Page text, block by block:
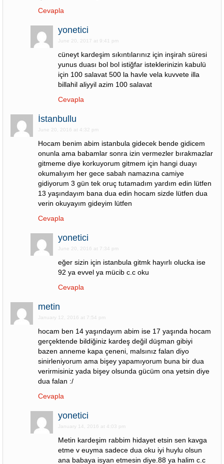
Cevapla
yonetici
June 20, 2017 at 9:41 pm
cüneyt kardeşim sıkıntılarınız için inşirah süresi
yunus duası bol bol istiğfar isteklerinizin kabulü
için 100 salavat 500 la havle vela kuvvete illa
billahil aliyyil azim 100 salavat
Cevapla
İstanbullu
June 20, 2016 at 4:32 pm
Hocam benim abim istanbula gidecek bende gidicem
onunla ama babamlar sonra izin vermezler bırakmazlar
gitmeme diye korkuyorum gitmem için hangi duayı
okumalıyım her gece sabah namazına camiye
gidiyorum 3 gün tek oruç tutamadım yardım edin lütfen
13 yaşındayım bana dua edin hocam sizde lütfen dua
verin okuyayım gideyim lütfen
Cevapla
yonetici
June 20, 2016 at 7:34 pm
eğer sizin için istanbula gitmk hayırlı olucka ise
92 ya evvel ya mücib c.c oku
Cevapla
metin
January 12, 2016 at 7:54 pm
hocam ben 14 yaşındayım abim ise 17 yaşında hocam
gerçektende bildiğiniz kardeş değil düşman gibiyi
bazen anneme kapa çeneni, malsınız falan diyo
sinirleniyorum ama bişey yapamıyorum buna bir dua
verirmisiniz yada bişey olsunda gücüm ona yetsin diye
dua falan :/
Cevapla
yonetici
January 14, 2016 at 4:03 pm
Metin kardeşim rabbim hidayet etsin sen kavga
etme v euyma sadece dua oku iyi huylu olsun
ana babaya isyan etmesin diye.88 ya halim c.c